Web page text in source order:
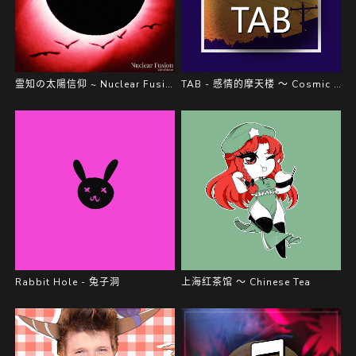
霊知の太陽信仰 ~ Nuclear Fusion TAB - 感情的摩天楼 ～ Cosmic Mind
Rabbit Hole - 兔子洞 上海红茶馆 ～ Chinese Tea